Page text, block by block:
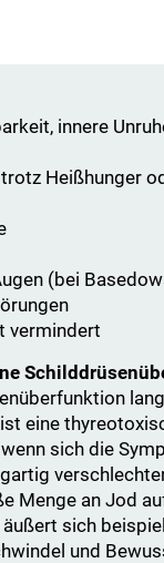
innere
Heißhunger
(bei
vermindert
eine
sich die
Menge an Jod
sich
und